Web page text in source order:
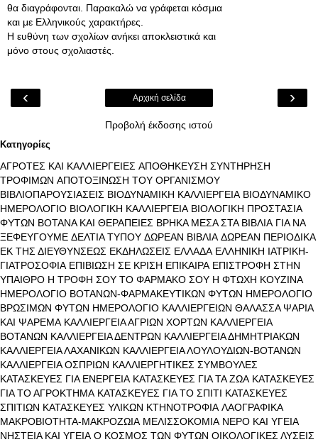
θα διαγράφονται. Παρακαλώ να γράφεται κόσμια
και με Ελληνικούς χαρακτήρες.
Η ευθύνη των σχολίων ανήκει αποκλειστικά και
μόνο στους σχολιαστές.
‹ ›
Αρχική σελίδα
Προβολή έκδοσης ιστού
Κατηγορίες
ΑΓΡΟΤΕΣ ΚΑΙ ΚΑΛΛΙΕΡΓΕΙΕΣ ΑΠΟΘΗΚΕΥΣΗ ΣΥΝΤΗΡΗΣΗ
ΤΡΟΦΙΜΩΝ ΑΠΟΤΟΞΙΝΩΣΗ ΤΟΥ ΟΡΓΑΝΙΣΜΟΥ
ΒΙΒΛΙΟΠΑΡΟΥΣΙΑΣΕΙΣ ΒΙΟΔΥΝΑΜΙΚΗ ΚΑΛΛΙΕΡΓΕΙΑ ΒΙΟΔΥΝΑΜΙΚΟ
ΗΜΕΡΟΛΟΓΙΟ ΒΙΟΛΟΓΙΚΗ ΚΑΛΛΙΕΡΓΕΙΑ ΒΙΟΛΟΓΙΚΗ ΠΡΟΣΤΑΣΙΑ
ΦΥΤΩΝ ΒΟΤΑΝΑ ΚΑΙ ΘΕΡΑΠΕΙΕΣ ΒΡΗΚΑ ΜΕΣΑ ΣΤΑ ΒΙΒΛΙΑ ΓΙΑ ΝΑ
ΞΕΦΕΥΓΟΥΜΕ ΔΕΛΤΙΑ ΤΥΠΟΥ ΔΩΡΕΑΝ ΒΙΒΛΙΑ ΔΩΡΕΑΝ ΠΕΡΙΟΔΙΚΑ
ΕΚ ΤΗΣ ΔΙΕΥΘΥΝΣΕΩΣ ΕΚΔΗΛΩΣΕΙΣ ΕΛΛΑΔΑ ΕΛΛΗΝΙΚΗ ΙΑΤΡΙΚΗ-
ΓΙΑΤΡΟΣΟΦΙΑ ΕΠΙΒΙΩΣΗ ΣΕ ΚΡΙΣΗ ΕΠΙΚΑΙΡΑ ΕΠΙΣΤΡΟΦΗ ΣΤΗΝ
ΥΠΑΙΘΡΟ Η ΤΡΟΦΗ ΣΟΥ ΤΟ ΦΑΡΜΑΚΟ ΣΟΥ Η ΦΤΩΧΗ ΚΟΥΖΙΝΑ
ΗΜΕΡΟΛΟΓΙΟ ΒΟΤΑΝΩΝ-ΦΑΡΜΑΚΕΥΤΙΚΩΝ ΦΥΤΩΝ ΗΜΕΡΟΛΟΓΙΟ
ΒΡΩΣΙΜΩΝ ΦΥΤΩΝ ΗΜΕΡΟΛΟΓΙΟ ΚΑΛΛΙΕΡΓΕΙΩΝ ΘΑΛΑΣΣΑ ΨΑΡΙΑ
ΚΑΙ ΨΑΡΕΜΑ ΚΑΛΛΙΕΡΓΕΙΑ ΑΓΡΙΩΝ ΧΟΡΤΩΝ ΚΑΛΛΙΕΡΓΕΙΑ
ΒΟΤΑΝΩΝ ΚΑΛΛΙΕΡΓΕΙΑ ΔΕΝΤΡΩΝ ΚΑΛΛΙΕΡΓΕΙΑ ΔΗΜΗΤΡΙΑΚΩΝ
ΚΑΛΛΙΕΡΓΕΙΑ ΛΑΧΑΝΙΚΩΝ ΚΑΛΛΙΕΡΓΕΙΑ ΛΟΥΛΟΥΔΙΩΝ-ΒΟΤΑΝΩΝ
ΚΑΛΛΙΕΡΓΕΙΑ ΟΣΠΡΙΩΝ ΚΑΛΛΙΕΡΓΗΤΙΚΕΣ ΣΥΜΒΟΥΛΕΣ
ΚΑΤΑΣΚΕΥΕΣ ΓΙΑ ΕΝΕΡΓΕΙΑ ΚΑΤΑΣΚΕΥΕΣ ΓΙΑ ΤΑ ΖΩΑ ΚΑΤΑΣΚΕΥΕΣ
ΓΙΑ ΤΟ ΑΓΡΟΚΤΗΜΑ ΚΑΤΑΣΚΕΥΕΣ ΓΙΑ ΤΟ ΣΠΙΤΙ ΚΑΤΑΣΚΕΥΕΣ
ΣΠΙΤΙΩΝ ΚΑΤΑΣΚΕΥΕΣ ΥΛΙΚΩΝ ΚΤΗΝΟΤΡΟΦΙΑ ΛΑΟΓΡΑΦΙΚΑ
ΜΑΚΡΟΒΙΟΤΗΤΑ-ΜΑΚΡΟΖΩΙΑ ΜΕΛΙΣΣΟΚΟΜΙΑ ΝΕΡΟ ΚΑΙ ΥΓΕΙΑ
ΝΗΣΤΕΙΑ ΚΑΙ ΥΓΕΙΑ Ο ΚΟΣΜΟΣ ΤΩΝ ΦΥΤΩΝ ΟΙΚΟΛΟΓΙΚΕΣ ΛΥΣΕΙΣ